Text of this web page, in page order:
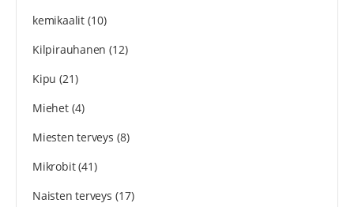
kemikaalit(10)
Kilpirauhanen (12)
Kipu (21)
Miehet(4)
Miesten terveys (8)
Mikrobit(41)
Naisten terveys (17)